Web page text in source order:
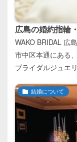
広島の婚約指輪
WAKO BRIDAL 広
市中区本通にある
ブライダルジュエ
結婚について